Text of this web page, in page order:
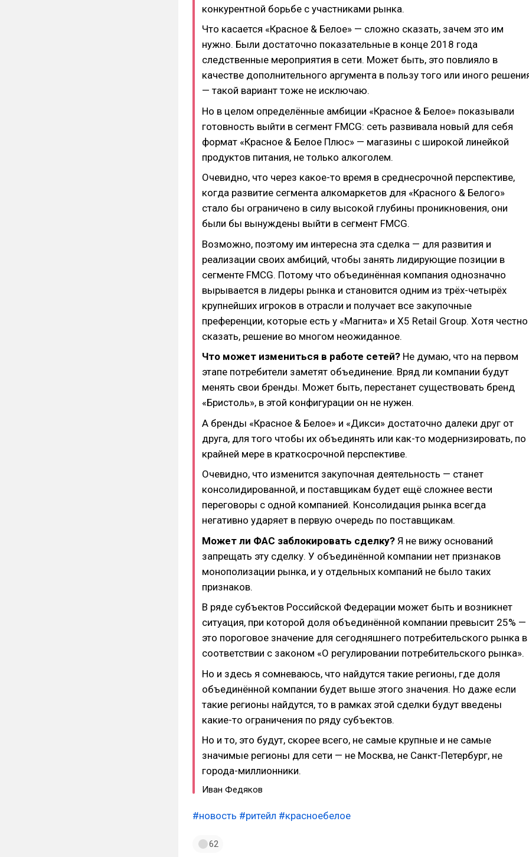
конкурентной борьбе с участниками рынка.
Что касается «Красное & Белое» — сложно сказать, зачем это им
нужно. Были достаточно показательные в конце 2018 года
следственные мероприятия в сети. Может быть, это повлияло в
качестве дополнительного аргумента в пользу того или иного
— такой вариант тоже не исключаю.
Но в целом определённые амбиции «Красное & Белое» показывали
готовность выйти в сегмент FMCG: сеть развивала новый для себя
формат «Красное & Белое Плюс» — магазины с широкой линейкой
продуктов питания, не только алкоголем.
Очевидно, что через какое-то время в среднесрочной перспективе,
когда развитие сегмента алкомаркетов для «Красного & Белого»
стало бы ограничено в силу высокой глубины проникновения, они
были бы вынуждены выйти в сегмент FMCG.
Возможно, поэтому им интересна эта сделка — для развития и
реализации своих амбиций, чтобы занять лидирующие позиции в
сегменте FMCG. Потому что объединённая компания однозначно
вырывается в лидеры рынка и становится одним из трёх-четырёх
крупнейших игроков в отрасли и получает все закупочные
преференции, которые есть у «Магнита» и X5 Retail Group. Хотя честно
сказать, решение во многом неожиданное.
Что может измениться в работе сетей? Не думаю, что на первом
этапе потребители заметят объединение. Вряд ли компании будут
менять свои бренды. Может быть, перестанет существовать бренд
«Бристоль», в этой конфигурации он не нужен.
А бренды «Красное & Белое» и «Дикси» достаточно далеки друг от
друга, для того чтобы их объединять или как-то модернизировать, по
крайней мере в краткосрочной перспективе.
Очевидно, что изменится закупочная деятельность — станет
консолидированной, и поставщикам будет ещё сложнее вести
переговоры с одной компанией. Консолидация рынка всегда
негативно ударяет в первую очередь по поставщикам.
Может ли ФАС заблокировать сделку? Я не вижу оснований
запрещать эту сделку. У объединённой компании нет признаков
монополизации рынка, и у отдельных компаний не было таких
признаков.
В ряде субъектов Российской Федерации может быть и возникнет
ситуация, при которой доля объединённой компании превысит 25% —
это пороговое значение для сегодняшнего потребительского рынка в
соответствии с законом «О регулировании потребительского рынка».
Но и здесь я сомневаюсь, что найдутся такие регионы, где доля
объединённой компании будет выше этого значения. Но даже если
такие регионы найдутся, то в рамках этой сделки будут введены
какие-то ограничения по ряду субъектов.
Но и то, это будут, скорее всего, не самые крупные и не самые
значимые регионы для сети — не Москва, не Санкт-Петербург, не
города-миллионники.
Иван Федяков
#новость #ритейл #красноебелое
62